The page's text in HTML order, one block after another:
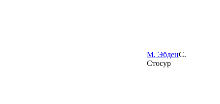
М. ЭбденС.
Стосур